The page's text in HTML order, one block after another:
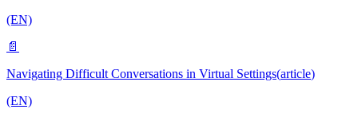
(EN)
📄
Navigating Difficult Conversations in Virtual Settings(article)
(EN)